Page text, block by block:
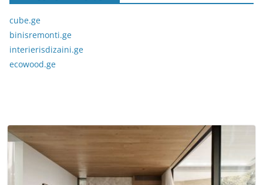
cube.ge
binisremonti.ge
interierisdizaini.ge
ecowood.ge